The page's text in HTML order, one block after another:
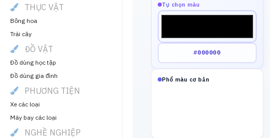
THỰC VẬT
Bông hoa
Trái cây
ĐỒ VẬT
Đồ dùng học tập
Đồ dùng gia đình
PHƯƠNG TIỆN
Xe các loại
Máy bay các loại
NGHỀ NGHIỆP
Tự chọn màu
Phổ màu cơ bản